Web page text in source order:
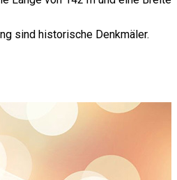
sind historische Denkmäler.